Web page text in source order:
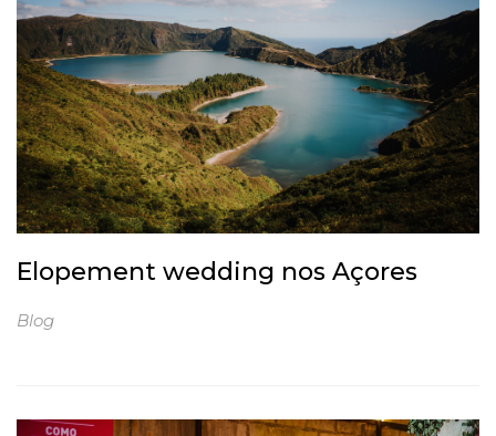
Elopement wedding nos Açores
Blog